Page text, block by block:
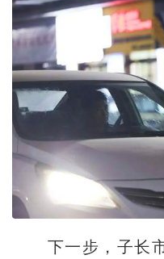
下一步，子长